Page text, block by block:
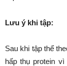
Lưu ý khi tập:
Sau khi tập thể
hấp thụ protein